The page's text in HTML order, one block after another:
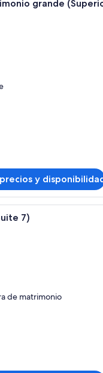
grande
y
Suite (The Grand Family -
7)
de matrimonio